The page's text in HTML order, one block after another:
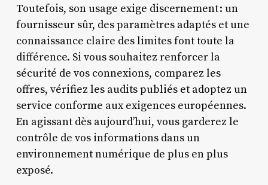
Toutefois, son usage exige discernement : un
fournisseur sûr, des paramètres adaptés et une
connaissance claire des limites font toute la
différence. Si vous souhaitez renforcer la
sécurité de vos connexions, comparez les
offres, vérifiez les audits publiés et adoptez un
service conforme aux exigences européennes.
En agissant dès aujourd’hui, vous garderez le
contrôle de vos informations dans un
environnement numérique de plus en plus
exposé.